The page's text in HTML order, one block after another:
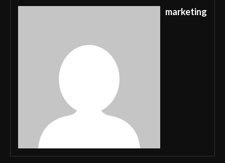
marketing